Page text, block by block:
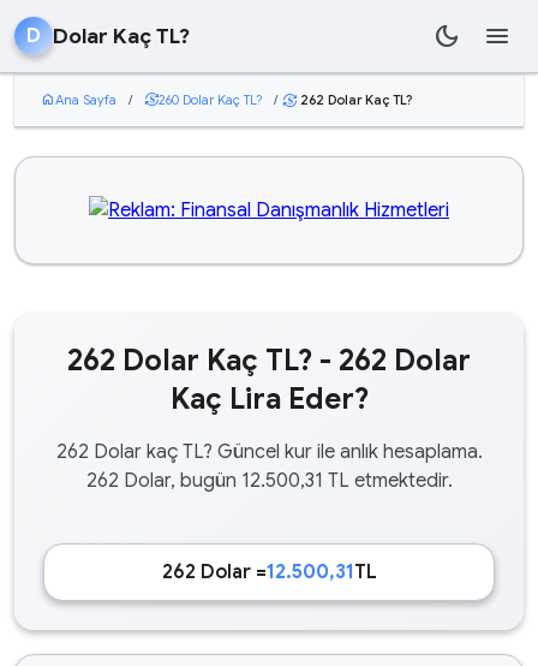
D Dolar Kaç TL? dark_mode menu
homeAna Sayfa / currency_exchange260 Dolar Kaç TL? / currency_exchange 262 Dolar Kaç TL?
262 Dolar Kaç TL? - 262 Dolar
Kaç Lira Eder?
262 Dolar kaç TL? Güncel kur ile anlık hesaplama.
262 Dolar, bugün 12.500,31 TL etmektedir.
262 Dolar =12.500,31TL